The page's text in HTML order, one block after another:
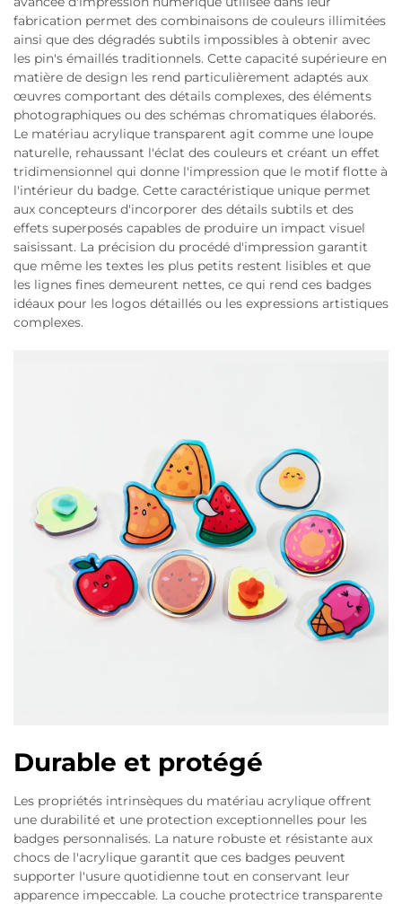
fabrication permet des combinaisons de couleurs illimitées
ainsi que des dégradés subtils impossibles à obtenir avec
les pin's émaillés traditionnels. Cette capacité supérieure en
matière de design les rend particulièrement adaptés aux
œuvres comportant des détails complexes, des éléments
photographiques ou des schémas chromatiques élaborés.
Le matériau acrylique transparent agit comme une loupe
naturelle, rehaussant l'éclat des couleurs et créant un effet
tridimensionnel qui donne l'impression que le motif flotte à
l'intérieur du badge. Cette caractéristique unique permet
aux concepteurs d'incorporer des détails subtils et des
effets superposés capables de produire un impact visuel
saisissant. La précision du procédé d'impression garantit
que même les textes les plus petits restent lisibles et que
les lignes fines demeurent nettes, ce qui rend ces badges
idéaux pour les logos détaillés ou les expressions artistiques
complexes.
Durable et protégé
Les propriétés intrinsèques du matériau acrylique offrent
une durabilité et une protection exceptionnelles pour les
badges personnalisés. La nature robuste et résistante aux
chocs de l'acrylique garantit que ces badges peuvent
supporter l'usure quotidienne tout en conservant leur
apparence impeccable. La couche protectrice transparente